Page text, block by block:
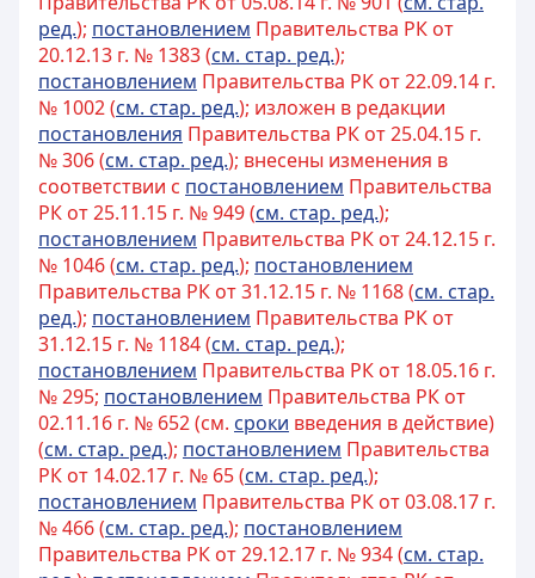
ред.); постановлением Правительства РК от
20.12.13 г. № 1383 (см. стар. ред.);
постановлением Правительства РК от 22.09.14 г.
№ 1002 (см. стар. ред.); изложен в редакции
постановления Правительства РК от 25.04.15 г.
№ 306 (см. стар. ред.); внесены изменения в
соответствии с постановлением Правительства
РК от 25.11.15 г. № 949 (см. стар. ред.);
постановлением Правительства РК от 24.12.15 г.
№ 1046 (см. стар. ред.); постановлением
Правительства РК от 31.12.15 г. № 1168 (см. стар.
ред.); постановлением Правительства РК от
31.12.15 г. № 1184 (см. стар. ред.);
постановлением Правительства РК от 18.05.16 г.
№ 295; постановлением Правительства РК от
02.11.16 г. № 652 (см. сроки введения в действие)
(см. стар. ред.); постановлением Правительства
РК от 14.02.17 г. № 65 (см. стар. ред.);
постановлением Правительства РК от 03.08.17 г.
№ 466 (см. стар. ред.); постановлением
Правительства РК от 29.12.17 г. № 934 (см. стар.